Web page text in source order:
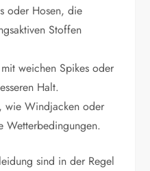
oder Hosen, die
Stoffen
weichen Spikes oder
Halt.
wie Windjacken oder
Wetterbedingungen.
sind in der Regel